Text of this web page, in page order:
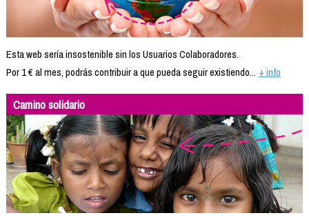
Esta web sería insostenible sin los Usuarios Colaboradores.
Por 1 € al mes, podrás contribuir a que pueda seguir existiendo... + info
Camino solidario